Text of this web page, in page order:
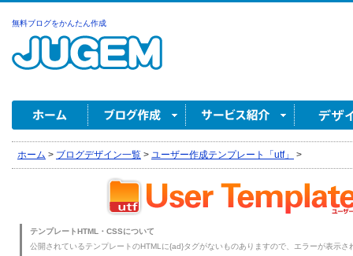
無料ブログをかんたん作成
ホーム > ブログデザイン一覧 > ユーザー作成テンプレート「utf」 >
テンプレートHTML・CSSについて
公開されているテンプレートのHTMLに{ad}タグがないものありますので、エラーが表示